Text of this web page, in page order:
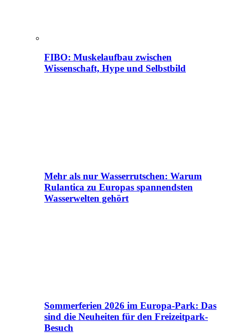
FIBO: Muskelaufbau zwischen
Wissenschaft, Hype und Selbstbild
Mehr als nur Wasserrutschen: Warum
Rulantica zu Europas spannendsten
Wasserwelten gehört
Sommerferien 2026 im Europa-Park: Das
sind die Neuheiten für den Freizeitpark-
Besuch